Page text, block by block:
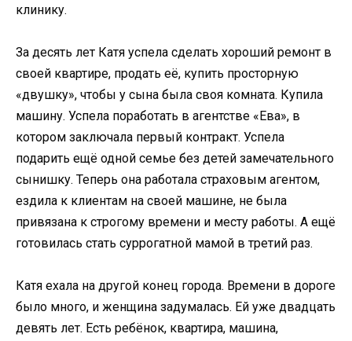
клинику.
За десять лет Катя успела сделать хороший ремонт в
своей квартире, продать её, купить просторную
«двушку», чтобы у сына была своя комната. Купила
машину. Успела поработать в агентстве «Ева», в
котором заключала первый контракт. Успела
подарить ещё одной семье без детей замечательного
сынишку. Теперь она работала страховым агентом,
ездила к клиентам на своей машине, не была
привязана к строгому времени и месту работы. А ещё
готовилась стать суррогатной мамой в третий раз.
Катя ехала на другой конец города. Времени в дороге
было много, и женщина задумалась. Ей уже двадцать
девять лет. Есть ребёнок, квартира, машина,